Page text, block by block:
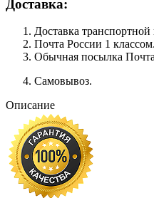
Доставка:
Доставка
Почта России 1
Обычная посылка
Самовывоз.
Описание